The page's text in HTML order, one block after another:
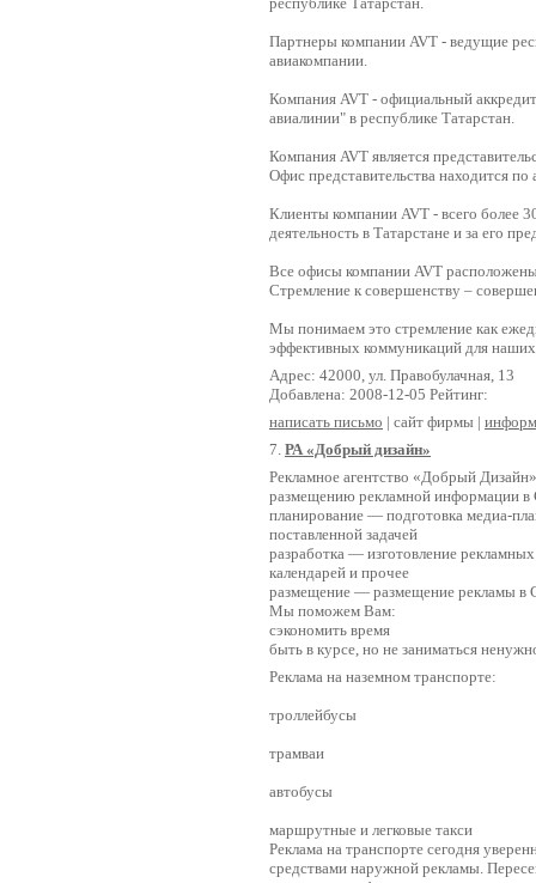
Партнеры компании AVT - ведущие
авиакомпании.
Компания AVT - официальный
авиалинии" в республике Татарстан.
Компания AVT является
Офис представительства находится
Клиенты компании AVT - всего более
деятельность в Татарстане и за его
Все офисы компании AVT
Стремление к совершенству –
Мы понимаем это стремление как
эффективных коммуникаций для
Адрес: 42000, ул. Правобулачная, 13
Добавлена: 2008-12-05 Рейтинг:
написать письмо | сайт фирмы |
7. РА «Добрый дизайн»
Рекламное агентство «Добрый
размещению рекламной информации
планирование — подготовка медиа-
поставленной задачей
разработка — изготовление рекламных
календарей и прочее
размещение — размещение рекламы в
Мы поможем Вам:
сэкономить время
быть в курсе, но не заниматься
Реклама на наземном транспорте:
троллейбусы
трамваи
автобусы
маршрутные и легковые такси
Реклама на транспорте сегодня
средствами наружной рекламы.